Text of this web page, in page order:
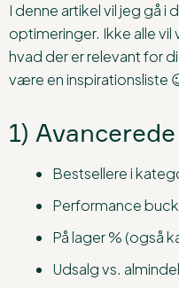
I denne artikel vil jeg gå i
optimeringer. Ikke alle
hvad der er relevant for
være en inspirationsliste
1)
Bestsellere i
Performance
På lager % (også
Udsalg vs.